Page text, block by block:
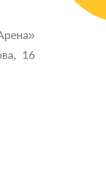
16